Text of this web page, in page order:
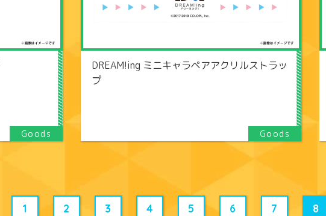
DREAM!ing ミニキャラペアアクリルストラッ
プ
1 2 3 4 5 6 7 8